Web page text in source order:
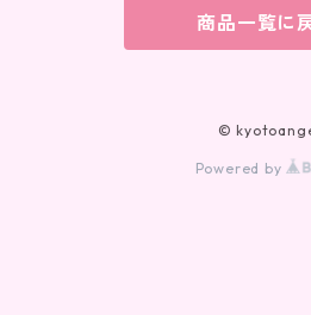
【満月の祈り】特別パワーストーン
商品一覧に
©
Powered by